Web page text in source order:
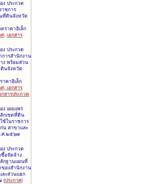
ง ประกวด
าชการ
ที่ดินจังหวัด
ราคาอิเล็ก
ศ, เอกสาร
ง ประกวด
การสำนักงาน
ง พร้อมส่วน
ดินจังหวัด
าคาอิเล็ก
ศ, เอกสาร
กสารประกวด
ง เผยแพร่
กเขตที่ดิน
ช้ในราชการ
น สาขาและ
.ศ.๒๕๖๗
ง ประกวด
ซื้อจัดจ้าง
กฐานแผนที่
ของสำนักงาน
ะส่วนแยก
(ประกาศ)